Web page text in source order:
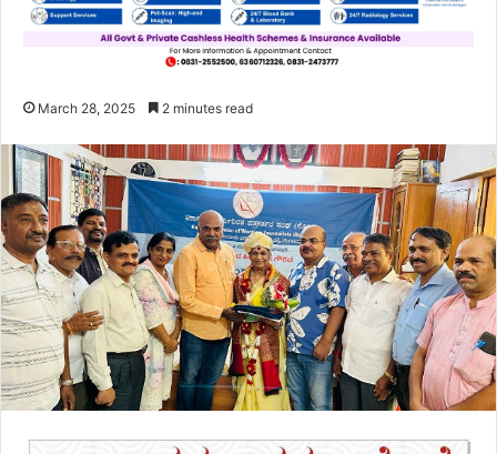
March 28, 2025 2 minutes read